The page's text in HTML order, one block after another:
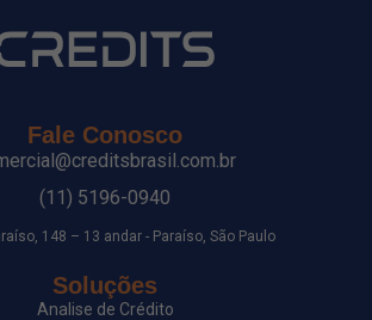
Fale Conosco
(11) 5196-0940
148 – 13 andar - Paraíso, São Paulo
Soluções
Analise de Crédito